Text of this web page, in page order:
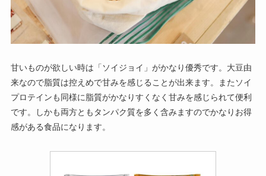
甘いものが欲しい時は「ソイジョイ」がかなり優秀です。大豆由
来なので脂質は控えめで甘みを感じることが出来ます。またソイ
プロテインも同様に脂質がかなりすくなく甘みを感じられて便利
です。しかも両方ともタンパク質を多く含みますのでかなりお得
感がある食品になります。